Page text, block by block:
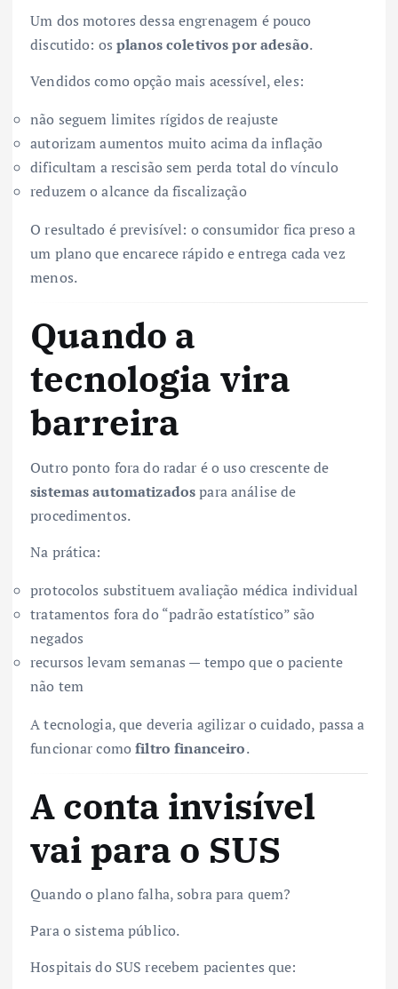
Um dos motores dessa engrenagem é pouco
discutido: osplanos coletivos por adesão.
Vendidos como opção mais acessível, eles:
não seguem limites rígidos de reajuste
autorizam aumentos muito acima da inflação
dificultam a rescisão sem perda total do vínculo
reduzem o alcance da fiscalização
O resultado é previsível: o consumidor fica preso a
um plano que encarece rápido e entrega cada vez
menos.
Quando a
tecnologia vira
barreira
Outro ponto fora do radar é o uso crescente de
sistemas automatizadospara análise de
procedimentos.
Na prática:
protocolos substituem avaliação médica individual
tratamentos fora do “padrão estatístico” são
negados
recursos levam semanas — tempo que o paciente
não tem
A tecnologia, que deveria agilizar o cuidado, passa a
funcionar comofiltro financeiro.
A conta invisível
vai para o SUS
Quando o plano falha, sobra para quem?
Para o sistema público.
Hospitais do SUS recebem pacientes que: